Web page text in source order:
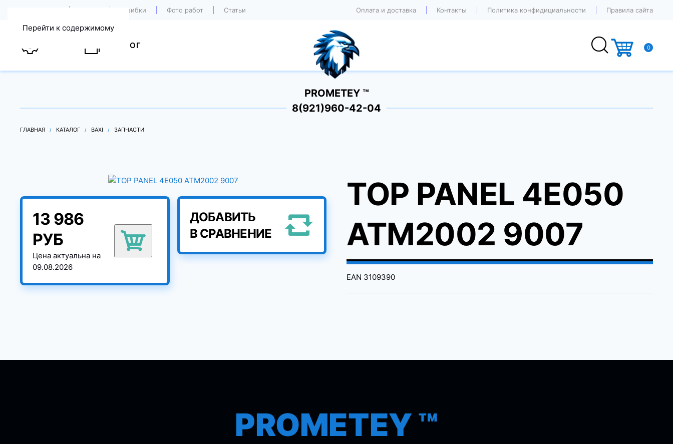
Перейти к содержимому
Ошибки Фото работ Статьи Оплата и доставка Контакты Политика конфидициальности Правила сайта
КАТАЛОГ 0
PROMETEY ™
8(921)960-42-04
ГЛАВНАЯ КАТАЛОГ BAXI ЗАПЧАСТИ
13 986
РУБ
Цена актуальна на
09.08.2026
ДОБАВИТЬ
В СРАВНЕНИЕ
TOP PANEL 4E050
ATM2002 9007
EAN 3109390
PROMETEY ™